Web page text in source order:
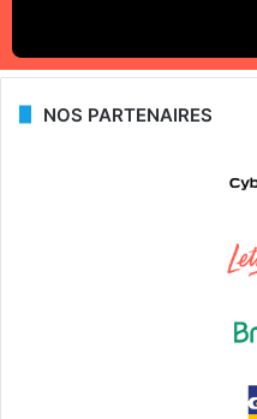
NOS PARTENAIRES